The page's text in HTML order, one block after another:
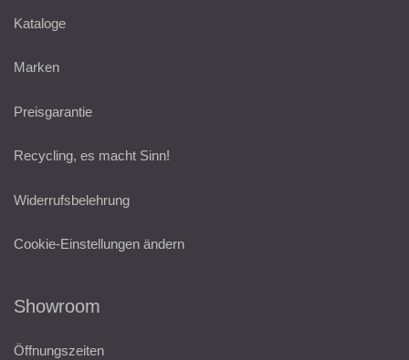
Kataloge
Marken
Preisgarantie
Recycling, es macht Sinn!
Widerrufsbelehrung
Cookie-Einstellungen ändern
Showroom
Öffnungszeiten